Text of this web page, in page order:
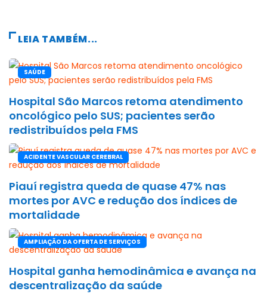
LEIA TAMBÉM...
SAÚDE
Hospital São Marcos retoma atendimento
oncológico pelo SUS; pacientes serão
redistribuídos pela FMS
ACIDENTE VASCULAR CEREBRAL
Piauí registra queda de quase 47% nas
mortes por AVC e redução dos índices de
mortalidade
AMPLIAÇÃO DA OFERTA DE SERVIÇOS
Hospital ganha hemodinâmica e avança na
descentralização da saúde